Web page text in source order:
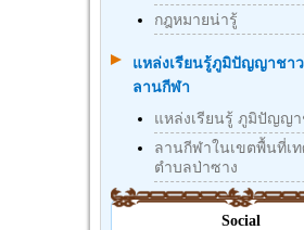
กฎหมายน่ารู้
แหล่งเรียนรู้ภูมิปัญญาชา
ลานกีฬา
แหล่งเรียนรู้ ภูมิปัญญ
ลานกีฬาในเขตพื้นที่เ
ตำบลป่าซาง
Social